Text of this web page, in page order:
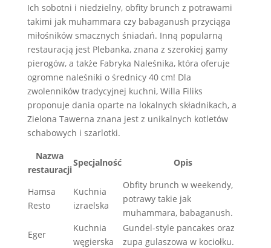
Ich sobotni i niedzielny, obfity brunch z potrawami
takimi jak muhammara czy babaganush przyciąga
miłośników smacznych śniadań. Inną popularną
restauracją jest Plebanka, znana z szerokiej gamy
pierogów, a także Fabryka Naleśnika, która oferuje
ogromne naleśniki o średnicy 40 cm! Dla
zwolenników tradycyjnej kuchni, Willa Filiks
proponuje dania oparte na lokalnych składnikach, a
Zielona Tawerna znana jest z unikalnych kotletów
schabowych i szarlotki.
Nazwa
restauracji
Specjalność Opis
Hamsa
Resto
Kuchnia
izraelska
Obfity brunch w weekendy,
potrawy takie jak
muhammara, babaganush.
Eger
Kuchnia
węgierska
Gundel-style pancakes oraz
zupa gulaszowa w kociołku.